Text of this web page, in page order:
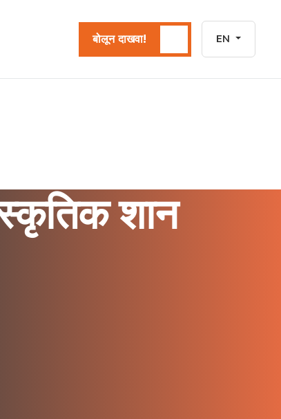
बोलून दाखवा! EN
शान